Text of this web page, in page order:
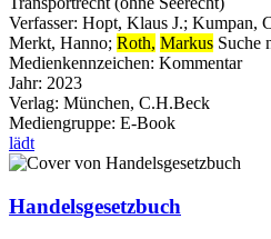
Verfasser: Hopt, Klaus J.; Kumpan,
Merkt, Hanno; Roth, Markus Suche
Medienkennzeichen: Kommentar
Jahr: 2023
Verlag: München, C.H.Beck
Mediengruppe: E-Book
lädt
Handelsgesetzbuch